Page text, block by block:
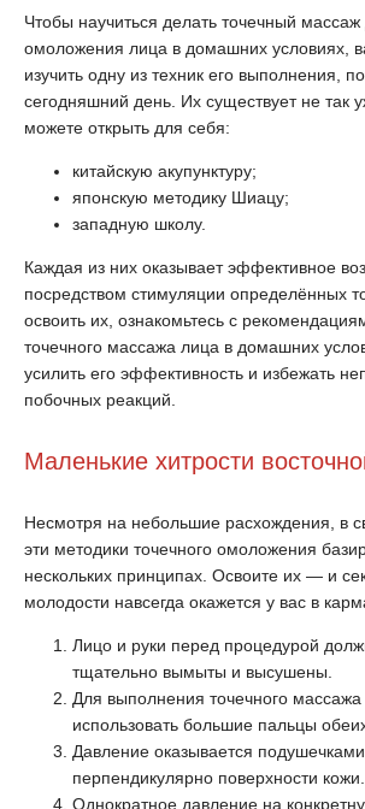
Чтобы научиться делать точечный
омоложения лица в домашних условиях,
изучить одну из техник его выполнения,
сегодняшний день. Их существует не так
можете открыть для себя:
китайскую акупунктуру;
японскую методику Шиацу;
западную школу.
Каждая из них оказывает эффективное
посредством стимуляции определённых
освоить их, ознакомьтесь с
точечного массажа лица в домашних
усилить его эффективность и избежать
побочных реакций.
Маленькие хитрости
Несмотря на небольшие расхождения, в
эти методики точечного омоложения
нескольких принципах. Освоите их — и
молодости навсегда окажется у вас в
Лицо и руки перед процедурой
тщательно вымыты и высушены.
Для выполнения точечного массажа
использовать большие пальцы
Давление оказывается
перпендикулярно поверхности кожи.
Однократное давление на